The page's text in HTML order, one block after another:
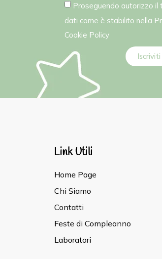
Proseguendo autorizzo
dati come è stabilito nella
Cookie Policy
Iscriviti
Link Utili
Home Page
Chi Siamo
Contatti
Feste di Compleanno
Laboratori